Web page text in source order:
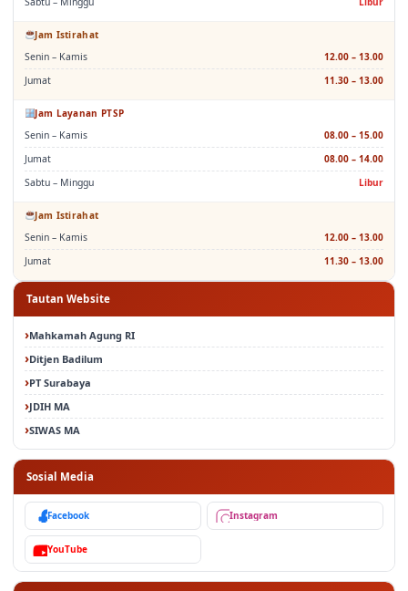
Jam Istirahat
Senin – Kamis
12.00 – 13.00
Jumat
11.30 – 13.00
Jam Layanan PTSP
Senin – Kamis
08.00 – 15.00
Jumat
08.00 – 14.00
Sabtu – Minggu
Libur
Jam Istirahat
Senin – Kamis
12.00 – 13.00
Jumat
11.30 – 13.00
Tautan Website
Mahkamah Agung RI
Ditjen Badilum
PT Surabaya
JDIH MA
SIWAS MA
Sosial Media
Facebook Instagram
YouTube